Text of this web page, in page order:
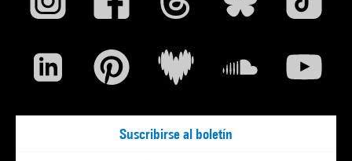
Suscribirse al boletín